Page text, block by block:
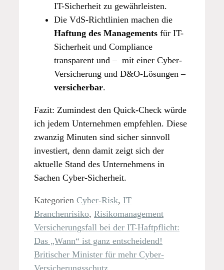
IT-Sicherheit zu gewährleisten.
Die VdS-Richtlinien machen die
Haftung des Managements für IT-
Sicherheit und Compliance
transparent und – mit einer Cyber-
Versicherung und D&O-Lösungen –
versicherbar.
Fazit: Zumindest den Quick-Check würde
ich jedem Unternehmen empfehlen. Diese
zwanzig Minuten sind sicher sinnvoll
investiert, denn damit zeigt sich der
aktuelle Stand des Unternehmens in
Sachen Cyber-Sicherheit.
Kategorien Cyber-Risk, IT
Branchenrisiko, Risikomanagement
Versicherungsfall bei der IT-Haftpflicht:
Das „Wann“ ist ganz entscheidend!
Britischer Minister für mehr Cyber-
Versicherungsschutz